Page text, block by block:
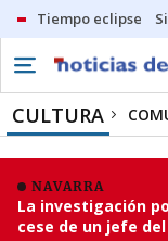
Tiempo eclipse
CULTURA
NAVARRA
La investigación
cese de un jefe del